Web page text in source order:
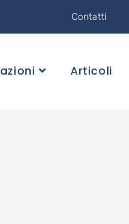
Contatti
Articoli